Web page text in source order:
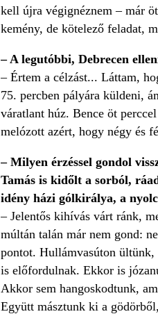
kell újra végignéznem – már
kemény, de kötelező feladat,
– A legutóbbi, Debrecen
– Értem a célzást... Láttam,
75. percben pályára küldeni,
váratlant húz. Bence öt
melózott azért, hogy négy és
– Milyen érzéssel gondol
Tamás is kidőlt a sorból,
idény házi gólkirálya, a
– Jelentős kihívás várt ránk,
múltán talán már nem gond:
pontot. Hullámvasúton
is előfordulnak. Ekkor is
Akkor sem hangoskodtunk,
Együtt másztunk ki a